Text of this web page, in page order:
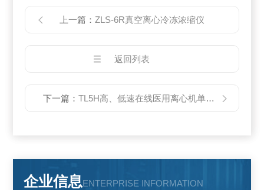
上一篇： ZLS-6R真空离心冷冻浓缩仪
返回列表
下一篇：TL5H高、低速在线医用离心机单元定制
企业信息ENTERPRISE INFORMATION